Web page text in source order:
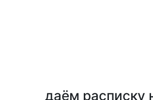
даём расписку